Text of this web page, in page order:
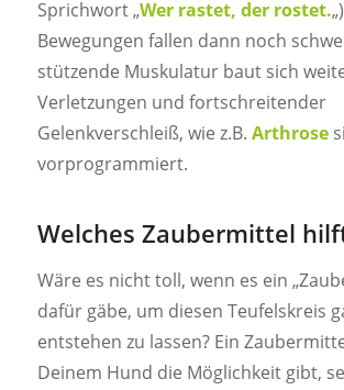
Sprichwort „Wer rastet, der rostet.
Bewegungen fallen dann noch
stützende Muskulatur baut sich
Verletzungen und fortschreitender
Gelenkverschleiß, wie z.B. Arthrose
vorprogrammiert.
Welches Zaubermittel
Wäre es nicht toll, wenn es ein
dafür gäbe, um diesen Teufelskreis
entstehen zu lassen? Ein
Deinem Hund die Möglichkeit gibt,